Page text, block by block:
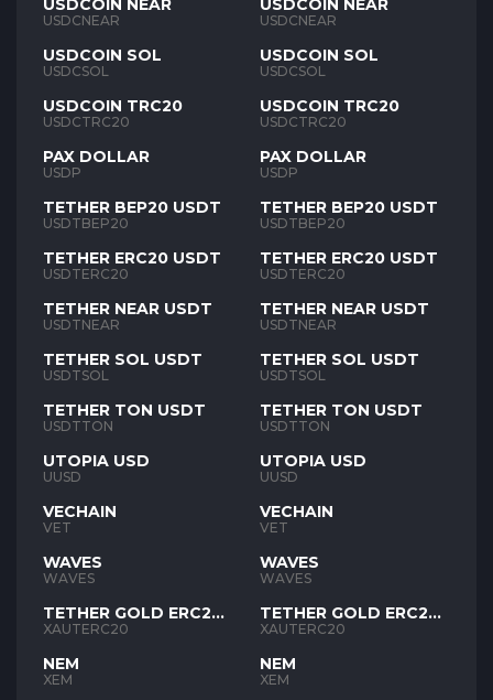
USDCOIN NEAR
USDCNEAR
USDCOIN SOL
USDCSOL
USDCOIN TRC20
USDCTRC20
PAX DOLLAR
USDP
TETHER BEP20 USDT
USDTBEP20
TETHER ERC20 USDT
USDTERC20
TETHER NEAR USDT
USDTNEAR
TETHER SOL USDT
USDTSOL
TETHER TON USDT
USDTTON
UTOPIA USD
UUSD
VECHAIN
VET
WAVES
WAVES
TETHER GOLD ERC20
XAUT
XAUTERC20
NEM
XEM
USDCOIN NEAR
USDCNEAR
USDCOIN SOL
USDCSOL
USDCOIN TRC20
USDCTRC20
PAX DOLLAR
USDP
TETHER BEP20 USDT
USDTBEP20
TETHER ERC20 USDT
USDTERC20
TETHER NEAR USDT
USDTNEAR
TETHER SOL USDT
USDTSOL
TETHER TON USDT
USDTTON
UTOPIA USD
UUSD
VECHAIN
VET
WAVES
WAVES
TETHER GOLD ERC20
XAUT
XAUTERC20
NEM
XEM